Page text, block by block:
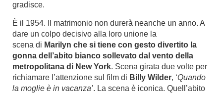
gradisce.
È il 1954. Il matrimonio non durerà neanche un anno. A
dare un colpo decisivo alla loro unione la
scena di Marilyn che si tiene con gesto divertito la
gonna dell’abito bianco sollevato dal vento della
metropolitana di New York. Scena girata due volte per
richiamare l’attenzione sul film di Billy Wilder, ‘Quando
la moglie è in vacanza’. La scena è iconica. Quell’abito